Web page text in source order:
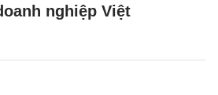
nghiệp Việt